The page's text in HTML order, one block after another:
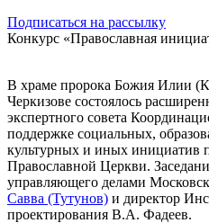
Подписаться на рассылку
Конкурс «Православная
В храме пророка Божия Илии
Черкизове состоялось
экспертного совета
поддержке социальных,
культурных и иных инициатив
Православной Церкви.
управляющего делами
Савва (Тутунов) и директор
проектирования В.А. Фадеев.